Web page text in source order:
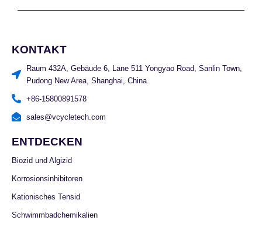
KONTAKT
Raum 432A, Gebäude 6, Lane 511 Yongyao Road, Sanlin Town,
Pudong New Area, Shanghai, China
+86-15800891578
sales@vcycletech.com
ENTDECKEN
Biozid und Algizid
Korrosionsinhibitoren
Kationisches Tensid
Schwimmbadchemikalien